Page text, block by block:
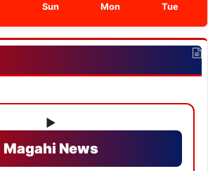
Sun Mon Tue
▶
Magahi News